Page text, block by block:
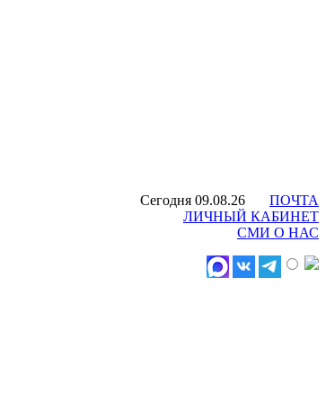
Сегодня 09.08.26
ПОЧТА
ЛИЧНЫЙ КАБИНЕТ
СМИ О НАС